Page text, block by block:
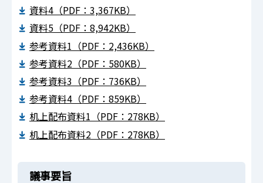
資料4（PDF：3,367KB）
資料5（PDF：8,942KB）
参考資料1（PDF：2,436KB）
参考資料2（PDF：580KB）
参考資料3（PDF：736KB）
参考資料4（PDF：859KB）
机上配布資料1（PDF：278KB）
机上配布資料2（PDF：278KB）
議事要旨